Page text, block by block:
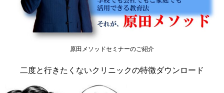
原田メソッドセミナーのご紹介
二度と行きたくないクリニックの特徴ダウンロード